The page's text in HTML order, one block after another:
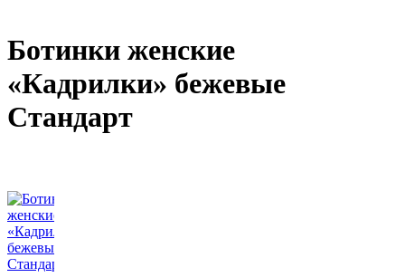
Ботинки женские
«Кадрилки» бежевые
Стандарт